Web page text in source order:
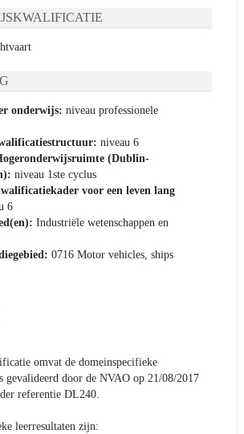
onderwijs: niveau professionele
niveau 6
(Dublin-
niveau 1ste cyclus
voor een leven lang
6
Industriële wetenschappen en
0716 Motor vehicles, ships
omvat de domeinspecifieke
gevalideerd door de NVAO op 21/08/2017
referentie DL240.
leerresultaten zijn: